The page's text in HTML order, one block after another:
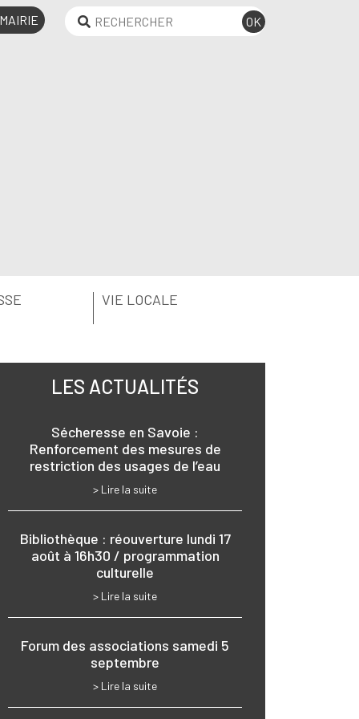
VIE LOCALE
LES ACTUALITÉS
Sécheresse en Savoie :
Renforcement des mesures de
restriction des usages de l’eau
> Lire la suite
Bibliothèque : réouverture lundi 17
août à 16h30 / programmation
culturelle
> Lire la suite
Forum des associations samedi 5
septembre
> Lire la suite